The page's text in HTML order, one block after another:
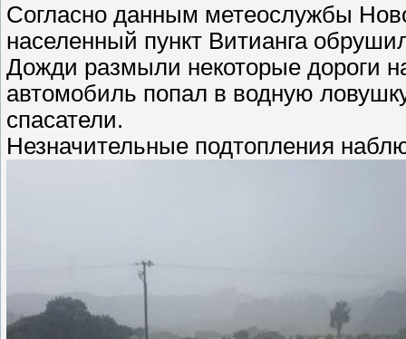
Согласно данным метеослужбы
населенный пункт Витианга
Дожди размыли некоторые дороги
автомобиль попал в водную
спасатели.
Незначительные подтопления